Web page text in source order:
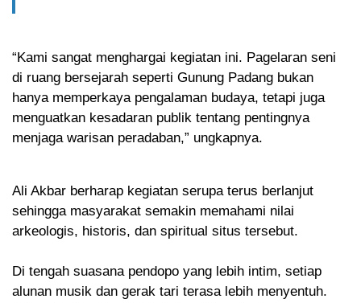
“Kami sangat menghargai kegiatan ini. Pagelaran seni
di ruang bersejarah seperti Gunung Padang bukan
hanya memperkaya pengalaman budaya, tetapi juga
menguatkan kesadaran publik tentang pentingnya
menjaga warisan peradaban,” ungkapnya.
Ali Akbar berharap kegiatan serupa terus berlanjut
sehingga masyarakat semakin memahami nilai
arkeologis, historis, dan spiritual situs tersebut.
Di tengah suasana pendopo yang lebih intim, setiap
alunan musik dan gerak tari terasa lebih menyentuh.